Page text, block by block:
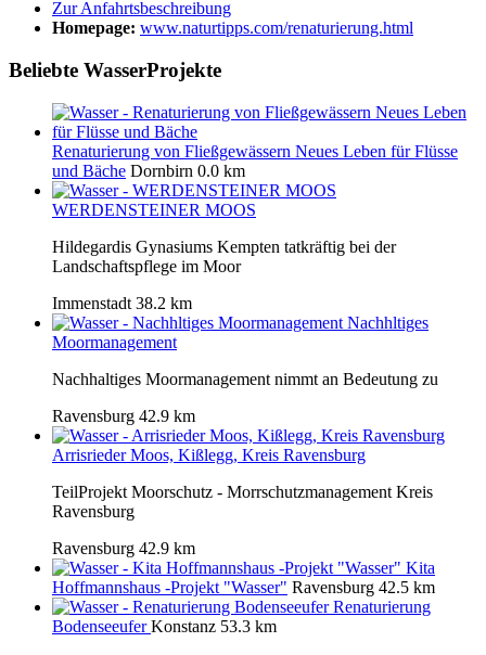
Zur Anfahrtsbeschreibung
Homepage: www.naturtipps.com/renaturierung.html
Beliebte WasserProjekte
Renaturierung von Fließgewässern Neues Leben für Flüsse
und Bäche Dornbirn 0.0 km
WERDENSTEINER MOOS
Hildegardis Gynasiums Kempten tatkräftig bei der
Landschaftspflege im Moor
Immenstadt 38.2 km
Nachhltiges
Moormanagement
Nachhaltiges Moormanagement nimmt an Bedeutung zu
Ravensburg 42.9 km
Arrisrieder Moos, Kißlegg, Kreis Ravensburg
TeilProjekt Moorschutz - Morrschutzmanagement Kreis
Ravensburg
Ravensburg 42.9 km
Kita
Hoffmannshaus -Projekt "Wasser" Ravensburg 42.5 km
Renaturierung
BodenseeuferKonstanz 53.3 km